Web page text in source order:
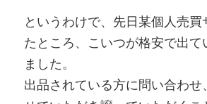
というわけで、先日某個人売買
たところ、こいつが格安で出て
ました。
出品されている方に問い合わせ